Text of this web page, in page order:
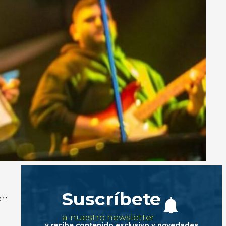
Suscríbete
a nuestro newsletter